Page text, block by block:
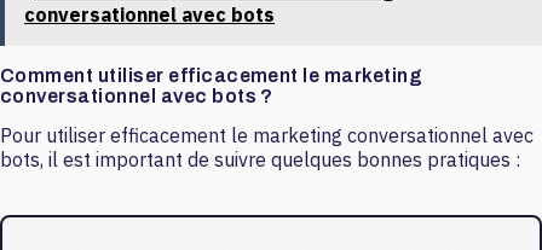
conversationnel avec bots
Comment utiliser efficacement le marketing
conversationnel avec bots ?
Pour utiliser efficacement le marketing conversationnel avec
bots, il est important de suivre quelques bonnes pratiques :